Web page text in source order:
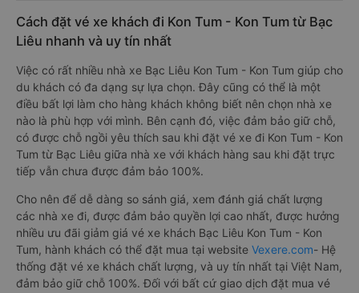
Cách đặt vé xe khách đi Kon Tum - Kon Tum từ Bạc
Liêu nhanh và uy tín nhất
Việc có rất nhiều nhà xe Bạc Liêu Kon Tum - Kon Tum giúp cho
du khách có đa dạng sự lựa chọn. Đây cũng có thể là một
điều bất lợi làm cho hàng khách không biết nên chọn nhà xe
nào là phù hợp với mình. Bên cạnh đó, việc đảm bảo giữ chỗ,
có được chỗ ngồi yêu thích sau khi đặt vé xe đi Kon Tum - Kon
Tum từ Bạc Liêu giữa nhà xe với khách hàng sau khi đặt trực
tiếp vẫn chưa được đảm bảo 100%.
Cho nên để dễ dàng so sánh giá, xem đánh giá chất lượng
các nhà xe đi, được đảm bảo quyền lợi cao nhất, được hưởng
nhiều ưu đãi giảm giá vé xe khách Bạc Liêu Kon Tum - Kon
Tum, hành khách có thể đặt mua tại website Vexere.com- Hệ
thống đặt vé xe khách chất lượng, và uy tín nhất tại Việt Nam,
đảm bảo giữ chỗ 100%. Đối với bất cứ giao dịch đặt mua vé